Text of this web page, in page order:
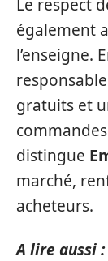
Le respect
également
l’enseigne.
gratuits et
distingue
marché,
acheteurs.
A lire aussi :